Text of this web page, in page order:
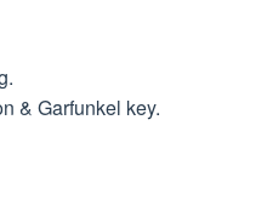
& Garfunkel key.